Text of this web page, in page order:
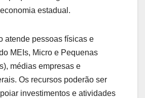
estadual.
atende pessoas físicas e
MEIs, Micro e Pequenas
médias empresas e
Os recursos poderão ser
investimentos e atividades